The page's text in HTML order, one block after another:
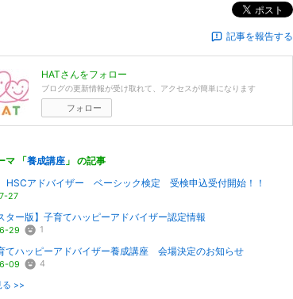
ポスト
記事を報告する
HATさんをフォロー
ブログの更新情報が受け取れて、アクセスが簡単になります
フォロー
マ 「養成講座 」 の記事
アドバイザー ベーシック検定 受検申込受付開始！！
27
ター版】子育てハッピーアドバイザー認定情報
29 1
てハッピーアドバイザー養成講座 会場決定のお知らせ
09 4
る >>